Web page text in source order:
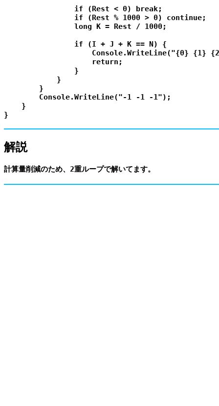
                if (Rest < 0) break;
                if (Rest % 1000 > 0) continue;
                long K = Rest / 1000;
                if (I + J + K == N) {
Console.WriteLine("{0} {1}
                    return;
                }
            }
        }
        Console.WriteLine("-1 -1 -1");
    }
解説